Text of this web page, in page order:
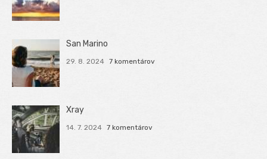
San Marino
29. 8. 2024 7 komentárov
Xray
14. 7. 2024 7 komentárov